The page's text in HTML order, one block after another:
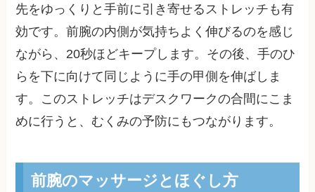
先をゆっくりと手前に引き寄せるストレッチも有
効です。前腕の内側が気持ちよく伸びるのを感じ
ながら、20秒ほどキープします。その後、手のひ
らを下に向けて同じように手の甲側を伸ばしま
す。このストレッチはデスクワークの合間にこま
めに行うと、むくみの予防にもつながります。
前腕のマッサージとほぐし方